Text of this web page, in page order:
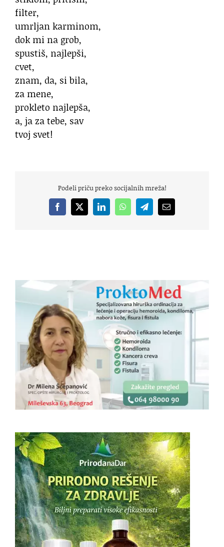
filter,
umrljan karminom,
dok mi na grob,
spustiš, najlepši,
cvet,
znam, da, si bila,
za mene,
prokleto najlepša,
a, ja za tebe, sav
tvoj svet!
Podeli priču preko socijalnih mreža!
Facebook
X LinkedInWhatsAppTelegramEmail